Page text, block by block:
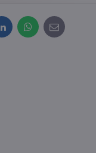
LinkedInWhatsApp
E-
mail